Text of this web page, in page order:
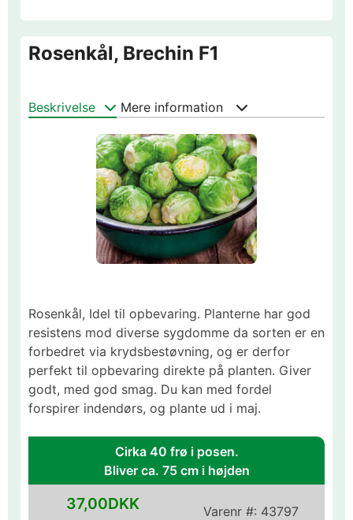
Rosenkål, Brechin F1
Beskrivelse Mere information
Rosenkål, Idel til opbevaring. Planterne har god
resistens mod diverse sygdomme da sorten er en
forbedret via krydsbestøvning, og er derfor
perfekt til opbevaring direkte på planten. Giver
godt, med god smag. Du kan med fordel
forspirer indendørs, og plante ud i maj.
Cirka 40 frø i posen.
Bliver ca. 75 cm i højden
Varenr #: 43797
37,00DKK